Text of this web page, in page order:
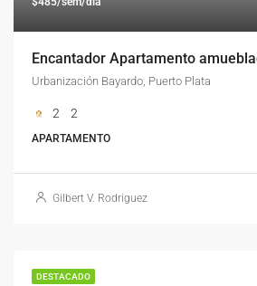
Encantador Apartamento
Urbanización Bayardo, Puerto Plata
2 2
APARTAMENTO
Gilbert V. Rodriguez
DESTACADO